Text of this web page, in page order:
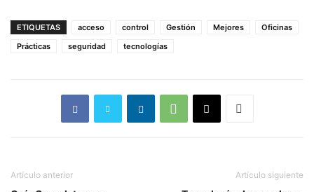
ETIQUETAS acceso control Gestión Mejores
Oficinas
Prácticas
seguridad tecnologías
Artículo anterior Artículo siguiente